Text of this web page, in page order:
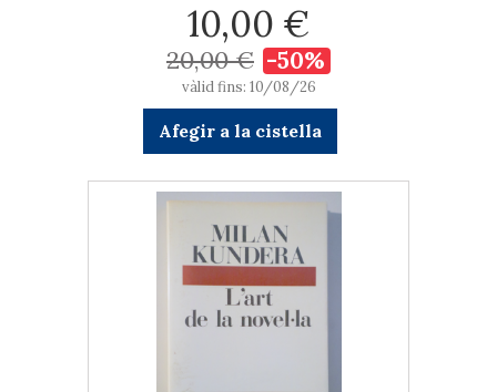
10,00 €
20,00 € -50%
vàlid fins: 10/08/26
Afegir a la cistella